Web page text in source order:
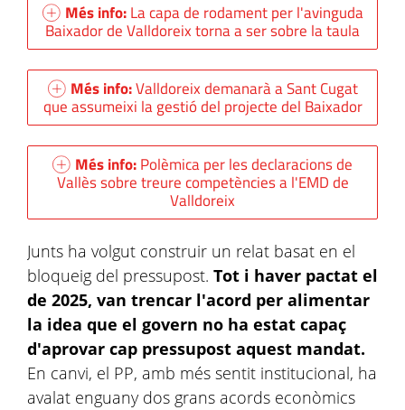
Més info:La capa de rodament per l'avinguda
Baixador de Valldoreix torna a ser sobre la taula
Més info:Valldoreix demanarà a Sant Cugat
que assumeixi la gestió del projecte del Baixador
Més info:Polèmica per les declaracions de
Vallès sobre treure competències a l'EMD de
Valldoreix
Junts ha volgut construir un relat basat en el
bloqueig del pressupost. Tot i haver pactat el
de 2025, van trencar l'acord per alimentar
la idea que el govern no ha estat capaç
d'aprovar cap pressupost aquest mandat.
En canvi, el PP, amb més sentit institucional, ha
avalat enguany dos grans acords econòmics